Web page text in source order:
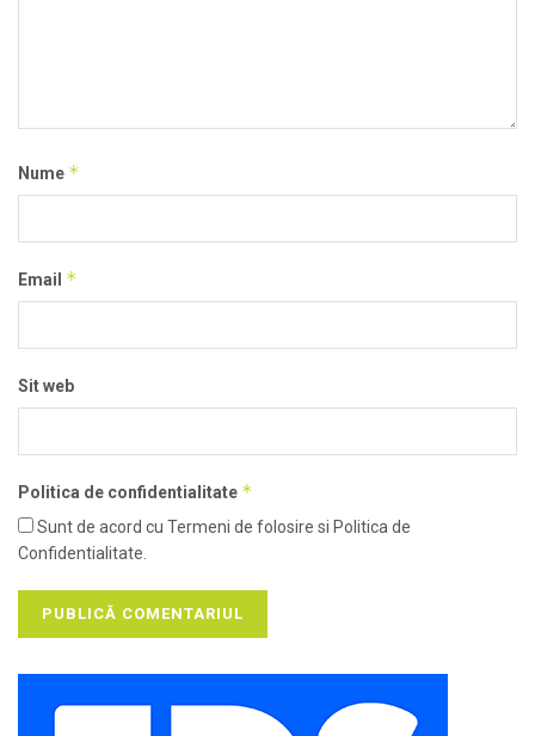
Nume *
Email *
Sit web
Politica de confidentialitate *
Sunt de acord cu Termeni de folosire si Politica de
Confidentialitate.